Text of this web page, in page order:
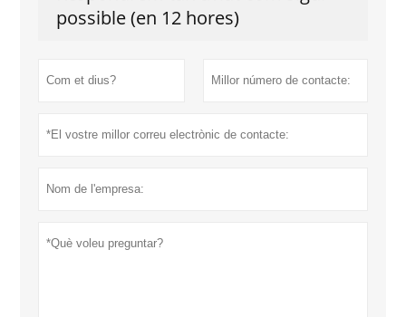
possible (en 12 hores)